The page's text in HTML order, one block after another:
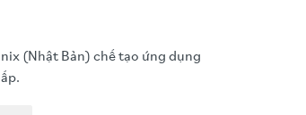
(Nhật Bản) chế tạo ứng dụng